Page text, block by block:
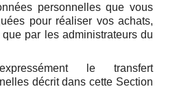
personnelles que vous
pour réaliser vos achats,
par les administrateurs du
le transfert
décrit dans cette Section